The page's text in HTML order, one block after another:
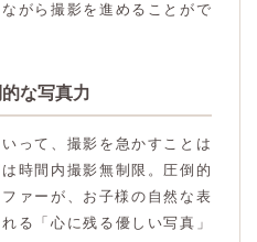
がら撮影を進めることがで
な写真力
って、撮影を急かすことは
時間内撮影無制限。圧倒的
ァーが、お子様の自然な表
る「心に残る優しい写真」